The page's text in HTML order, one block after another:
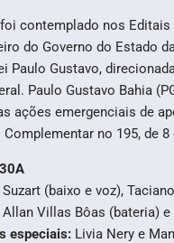
contemplado nos Editais
do Governo do Estado
Paulo Gustavo,
Paulo Gustavo Bahia
ações emergenciais de
no 195, de 8
Suzart (baixo e voz),
Allan Villas Bôas (bateria)
especiais: Livia Nery e